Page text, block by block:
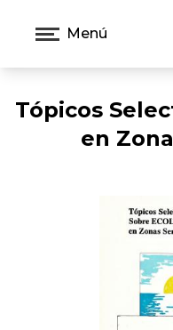
Menú
Tópicos
en